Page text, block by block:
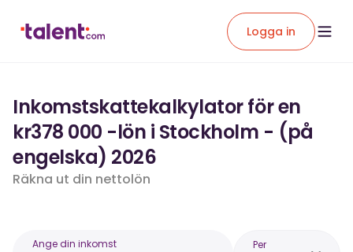
Logga in
Inkomstskattekalkylator för en
kr378 000 -lön i Stockholm - (på
engelska) 2026
Räkna ut din nettolön
Ange din inkomst Per